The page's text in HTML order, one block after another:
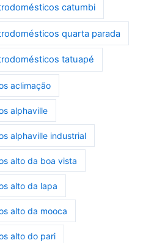
catumbi
quarta parada
tatuapé
aclimação
alphaville
alphaville industrial
alto da boa vista
alto da lapa
alto da mooca
alto do pari